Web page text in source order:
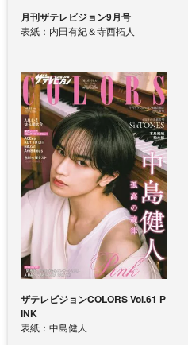
月刊ザテレビジョン9月号
表紙：内田有紀＆寺西拓人
ザテレビジョンCOLORS Vol.61 P
INK
表紙：中島健人